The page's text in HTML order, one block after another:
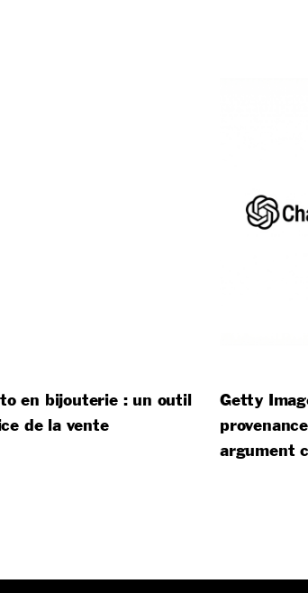
en bijouterie : un outil
de la vente
Getty
argument